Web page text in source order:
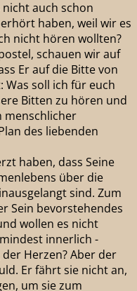
auch schon
haben, weil wir es
nicht hören wollten?
schauen wir auf
Er auf die Bitte von
Was soll ich für euch
Bitten zu hören und
menschlicher
des liebenden
haben, dass Seine
über die
sind. Zum
Sein bevorstehendes
wollen es nicht
innerlich -
Herzen? Aber der
Er fährt sie nicht an,
um sie zum